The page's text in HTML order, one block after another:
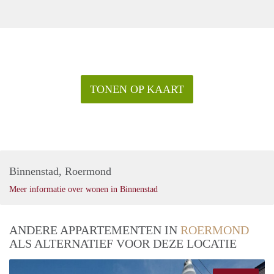
TONEN OP KAART
Binnenstad, Roermond
Meer informatie over wonen in Binnenstad
ANDERE APPARTEMENTEN IN ROERMOND
ALS ALTERNATIEF VOOR DEZE LOCATIE